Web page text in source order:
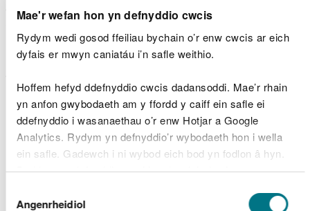
Mae'r wefan hon yn defnyddio cwcis
Rydym wedi gosod ffeiliau bychain o’r enw cwcis ar eich
dyfais er mwyn caniatáu i’n safle weithio.
Hoffem hefyd ddefnyddio cwcis dadansoddi. Mae’r rhain
yn anfon gwybodaeth am y ffordd y caiff ein safle ei
ddefnyddio i wasanaethau o’r enw Hotjar a Google
Analytics. Rydym yn defnyddio’r wybodaeth hon i wella
ein safle. Gadewch i ni wybod eich bod yn fodlon â hyn.
Byddwn yn defnyddio cwci i gadw eich dewis.
Gellirdarllen mwy am ein cwcis cyn i chi ddewis.
Caniatâd
Angenrheidiol
amrywiaeth o bartneriaid ar hyd y ffordd, ond
gwerthfawrogwn mai ar drigolion a busnesau
Rhydaman y bydd y cynigion yn effeithio fwyaf.
Felly, rydym yn croesawu eich diddordeb a'ch
Pa opsiynau ydyn ni
wedi’u hystyried?
Rydym wedi ystyried nifer i opsiynau ar gyfer